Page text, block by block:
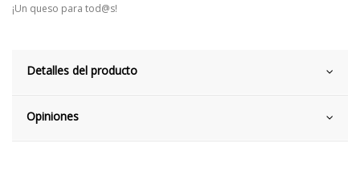
¡Un queso para tod@s!
Detalles del producto
Opiniones